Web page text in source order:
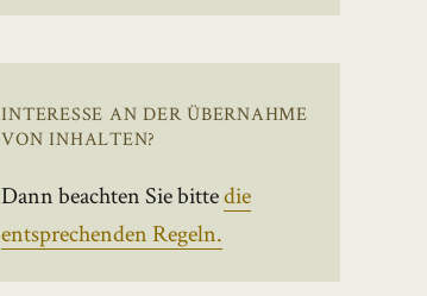
INTERESSE AN DER ÜBERNAHME
VON INHALTEN?
Dann beachten Sie bittedie
entsprechenden Regeln.